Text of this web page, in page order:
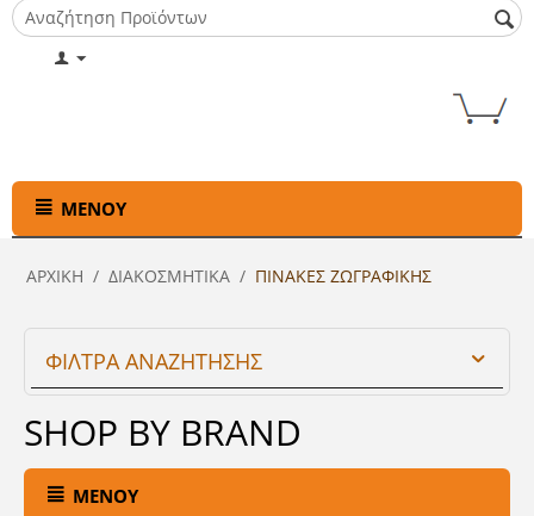
ΜΕΝΟΎ
ΑΡΧΙΚΉ / ΔΙΑΚΟΣΜΗΤΙΚΑ / ΠΙΝΑΚΕΣ ΖΩΓΡΑΦΙΚΗΣ
ΦΙΛΤΡΑ ΑΝΑΖΗΤΗΣΗΣ
SHOP BY BRAND
ΜΕΝΟΎ